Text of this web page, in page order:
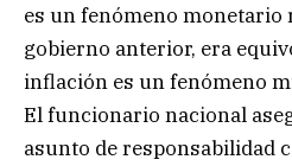
es un fenómeno monetario
gobierno anterior, era
inflación es un fenómeno
El funcionario nacional
asunto de responsabilidad